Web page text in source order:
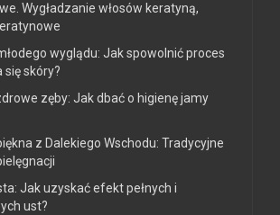
Wygładzanie włosów keratyną,
wyglądu: Jak spowolnić proces
skóry?
zęby: Jak dbać o higienę jamy
z Dalekiego Wschodu: Tradycyjne
Jak uzyskać efekt pełnych i
ust?